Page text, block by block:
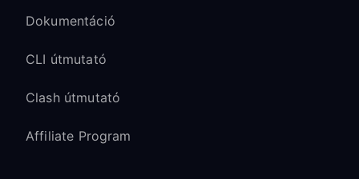
Dokumentáció
CLI útmutató
Clash útmutató
Affiliate Program